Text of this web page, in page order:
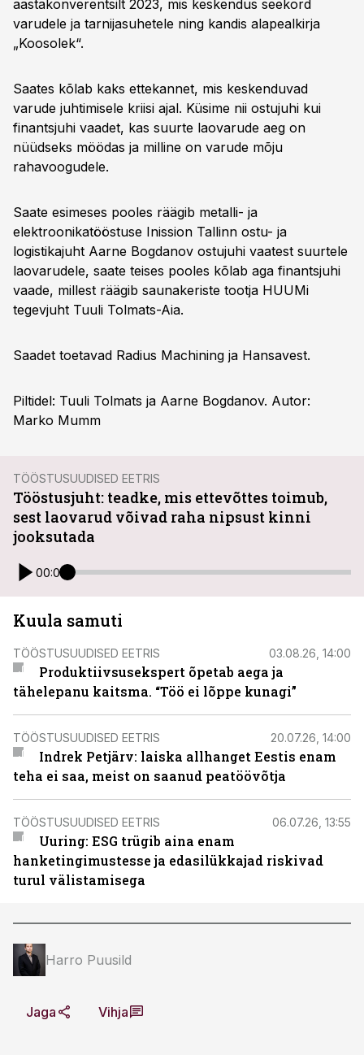
aastakonverentsilt 2023, mis keskendus seekord
varudele ja tarnijasuhetele ning kandis alapealkirja
„Koosolek“.
Saates kõlab kaks ettekannet, mis keskenduvad
varude juhtimisele kriisi ajal. Küsime nii ostujuhi kui
finantsjuhi vaadet, kas suurte laovarude aeg on
nüüdseks möödas ja milline on varude mõju
rahavoogudele.
Saate esimeses pooles räägib metalli- ja
elektroonikatööstuse Inission Tallinn ostu- ja
logistikajuht Aarne Bogdanov ostujuhi vaatest suurtele
laovarudele, saate teises pooles kõlab aga finantsjuhi
vaade, millest räägib saunakeriste tootja HUUMi
tegevjuht Tuuli Tolmats-Aia.
Saadet toetavad Radius Machining ja Hansavest.
Piltidel: Tuuli Tolmats ja Aarne Bogdanov. Autor:
Marko Mumm
TÖÖSTUSUUDISED EETRIS
Tööstusjuht: teadke, mis ettevõttes toimub,
sest laovarud võivad raha nipsust kinni
jooksutada
00:00
Kuula samuti
TÖÖSTUSUUDISED EETRIS 03.08.26, 14:00
Produktiivsusekspert õpetab aega ja
tähelepanu kaitsma. “Töö ei lõppe kunagi”
TÖÖSTUSUUDISED EETRIS 20.07.26, 14:00
Indrek Petjärv: laiska allhanget Eestis enam
teha ei saa, meist on saanud peatöövõtja
TÖÖSTUSUUDISED EETRIS 06.07.26, 13:55
Uuring: ESG trügib aina enam
hanketingimustesse ja edasilükkajad riskivad
turul välistamisega
Harro Puusild
Jaga Vihja